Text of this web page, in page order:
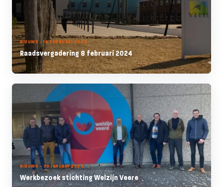
NIEUWS - 14 FEBRUARI 2024
Raadsvergadering 8 februari 2024
NIEUWS - 30 JANUARI 2024
Werkbezoek stichting Welzijn Veere